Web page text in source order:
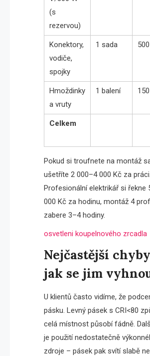
(s
rezervou)
Konektory,
vodiče,
spojky
1 sada
Hmoždinky
a vruty
1 balení
Celkem
Pokud si troufnete na montáž
ušetříte 2 000–4 000 Kč za práci.
Profesionální elektrikář si řekne
000 Kč za hodinu, montáž 4
zabere 3–4 hodiny.
osvetleni koupelnového zrcadla
Nejčastější
jak se jim
U klientů často vidíme, že
pásku. Levný pásek s CRI<80
celá místnost působí fádně.
je použití nedostatečně
zdroje – pásek pak svítí slabě